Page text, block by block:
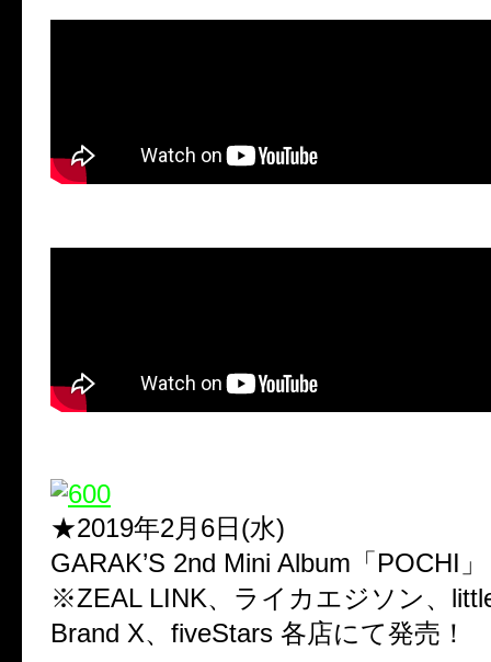
★2019年2月6日(水)
GARAK’S 2nd Mini Album「POCHI」
※ZEAL LINK、ライカエジソン、
Brand X、fiveStars 各店にて発売！